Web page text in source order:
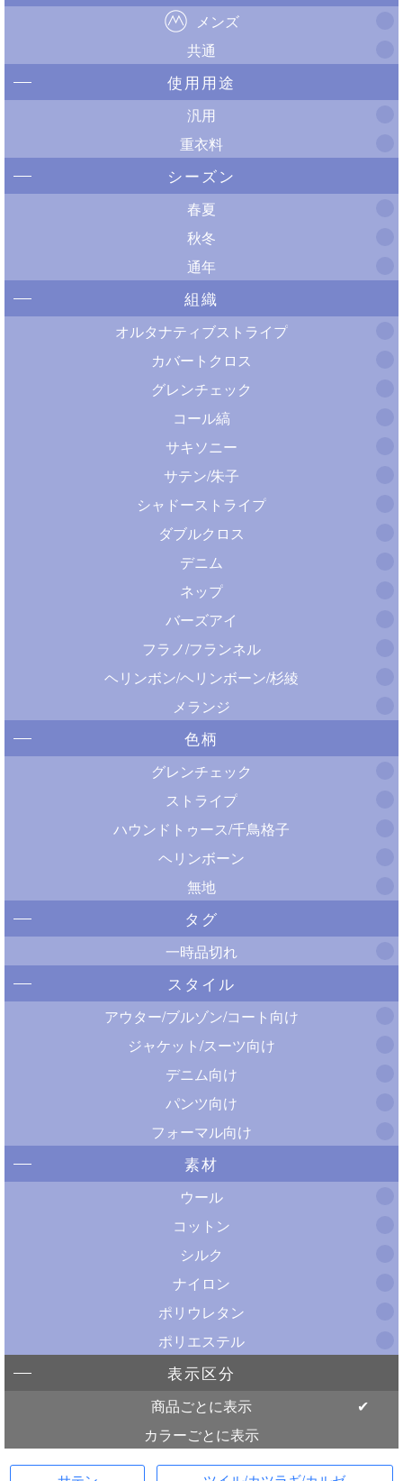
メンズ
共通
使用用途
汎用
重衣料
シーズン
春夏
秋冬
通年
組織
オルタナティブストライプ
カバートクロス
グレンチェック
コール縞
サキソニー
サテン/朱子
シャドーストライプ
ダブルクロス
デニム
ネップ
バーズアイ
フラノ/フランネル
ヘリンボン/ヘリンボーン/杉綾
メランジ
色柄
グレンチェック
ストライプ
ハウンドトゥース/千鳥格子
ヘリンボーン
無地
タグ
一時品切れ
スタイル
アウター/ブルゾン/コート向け
ジャケット/スーツ向け
デニム向け
パンツ向け
フォーマル向け
素材
ウール
コットン
シルク
ナイロン
ポリウレタン
ポリエステル
表示区分
商品ごとに表示
カラーごとに表示